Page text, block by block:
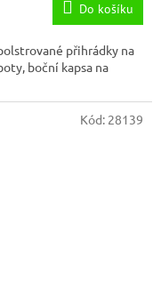
Do košíku
přihrádky na
boční kapsa na
Kód: 28139